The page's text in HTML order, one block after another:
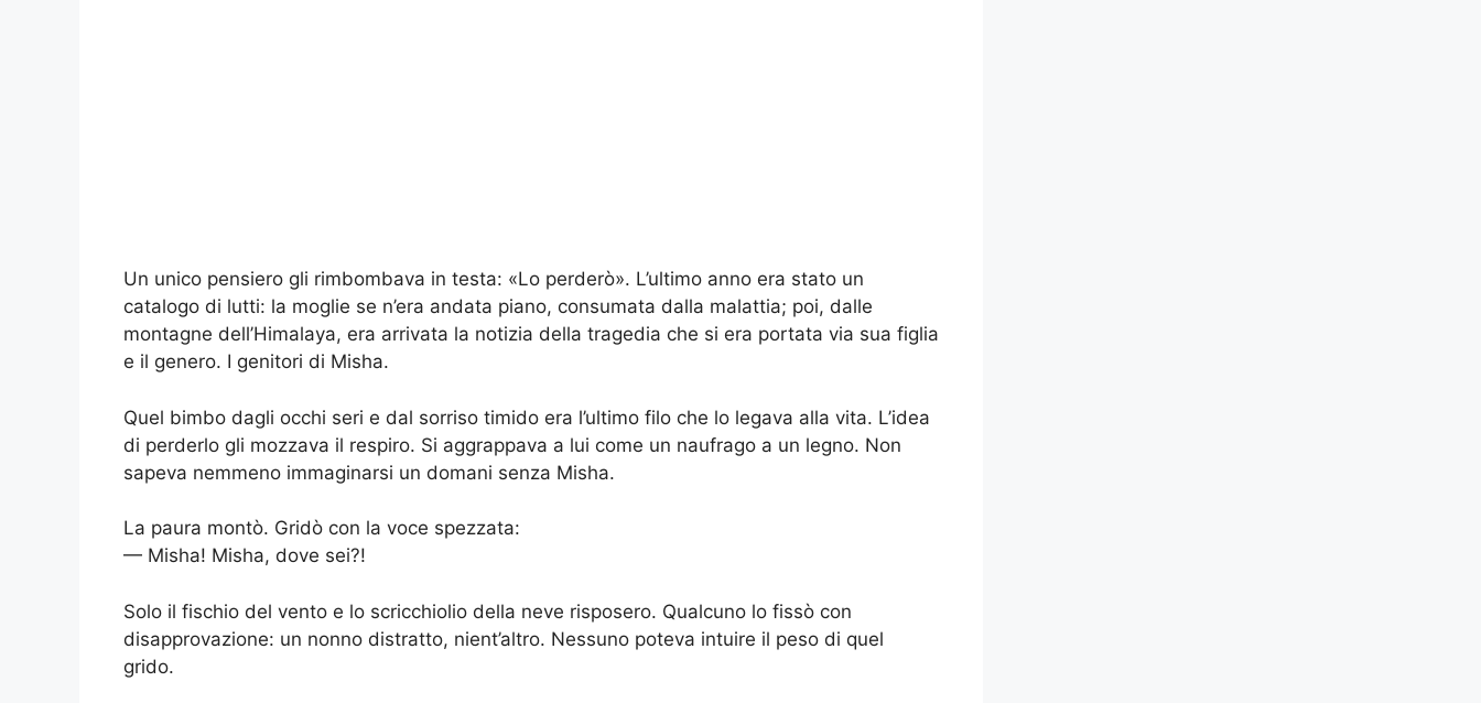
Un unico pensiero gli rimbombava in testa: «Lo perderò». L’ultimo anno era stato un
catalogo di lutti: la moglie se n’era andata piano, consumata dalla malattia; poi, dalle
montagne dell’Himalaya, era arrivata la notizia della tragedia che si era portata via sua figlia
e il genero. I genitori di Misha.
Quel bimbo dagli occhi seri e dal sorriso timido era l’ultimo filo che lo legava alla vita. L’idea
di perderlo gli mozzava il respiro. Si aggrappava a lui come un naufrago a un legno. Non
sapeva nemmeno immaginarsi un domani senza Misha.
La paura montò. Gridò con la voce spezzata:
— Misha! Misha, dove sei?!
Solo il fischio del vento e lo scricchiolio della neve risposero. Qualcuno lo fissò con
disapprovazione: un nonno distratto, nient’altro. Nessuno poteva intuire il peso di quel
grido.